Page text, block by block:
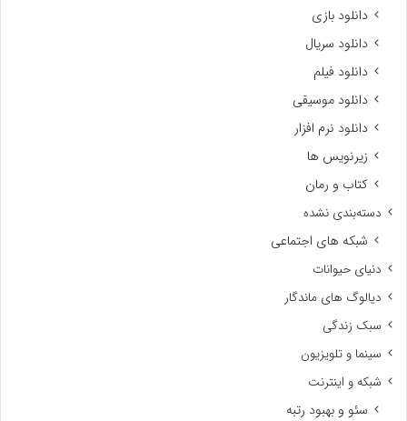
دانلود بازی
دانلود سریال
دانلود فیلم
دانلود موسیقی
دانلود نرم افزار
زیرنویس ها
کتاب و رمان
دسته‌بندی نشده
شبکه های اجتماعی
دنیای حیوانات
دیالوگ های ماندگار
سبک زندگی
سینما و تلویزیون
شبکه و اینترنت
سئو و بهبود رتبه